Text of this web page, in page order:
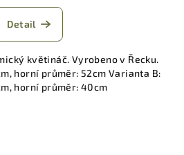
Detail
květináč. Vyrobeno v Řecku.
horní průměr: 52cm Varianta B:
horní průměr: 40cm